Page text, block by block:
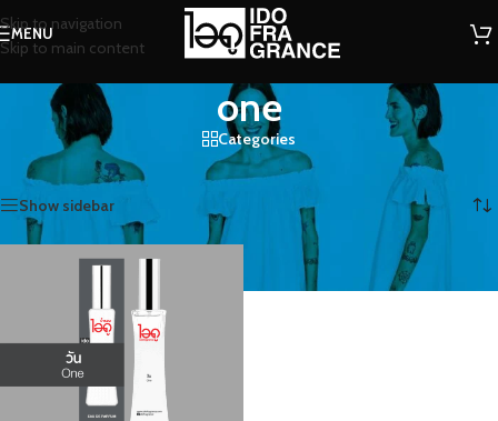
Skip to navigation
Skip to main content
MENU
one
Categories
หน้าหลัก/สินค้าที่มีป้ายกำกับ “one” แสดง 1 รายการ
Show sidebar